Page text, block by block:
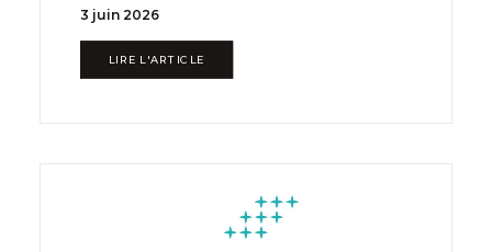
3 juin 2026
LIRE L'ARTICLE